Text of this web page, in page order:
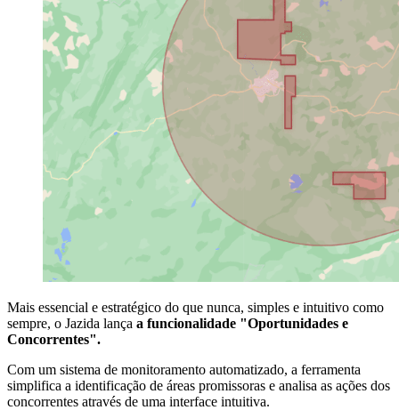
Mais essencial e estratégico do que nunca, simples e intuitivo como
sempre, o Jazida lança a funcionalidade "Oportunidades e
Concorrentes".
Com um sistema de monitoramento automatizado, a ferramenta
simplifica a identificação de áreas promissoras e analisa as ações dos
concorrentes através de uma interface intuitiva.